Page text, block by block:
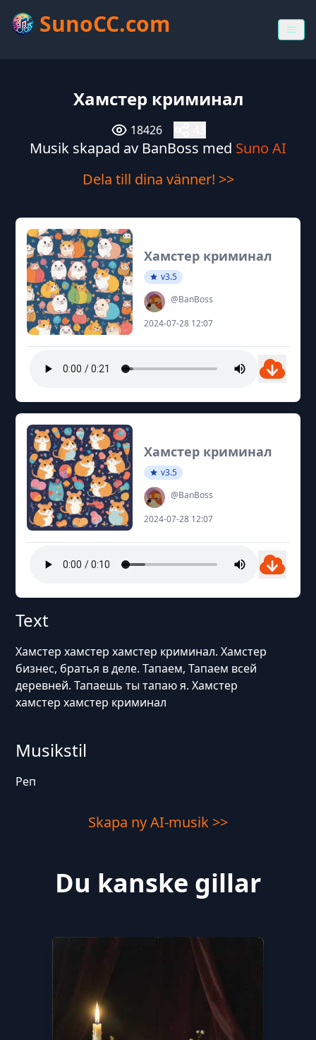
SunoCC.com
Хамстер криминал
18426
Musik skapad av BanBoss med Suno AI
Dela till dina vänner! >>
Хамстер криминал
v3.5
@BanBoss
2024-07-28 12:07
Хамстер криминал
v3.5
@BanBoss
2024-07-28 12:07
Text
Хамстер хамстер хамстер криминал. Хамстер
бизнес, братья в деле. Тапаем, Тапаем всей
деревней. Тапаешь ты тапаю я. Хамстер
хамстер хамстер криминал
Musikstil
Реп
Skapa ny AI-musik >>
Du kanske gillar